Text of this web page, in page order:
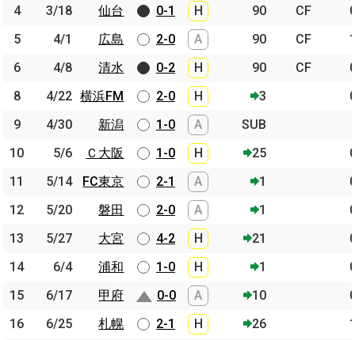
4
3/18 仙台 0-1 H 90 CF
5
4/1 広島 2-0 A 90 CF
6
4/8 清水 0-2 H 90 CF
8
4/22 横浜FM 2-0 H 3
9
4/30 新潟 1-0 A
SUB
10
5/6 Ｃ大阪 1-0 H 25
11
5/14 FC東京 2-1 A 1
12
5/20 磐田 2-0 A 1
13
5/27 大宮 4-2 H 21
14
6/4 浦和 1-0 H 1
15
6/17 甲府 0-0 A 10
16
6/25 札幌 2-1 H 26
4
3/18
仙台
5
4/1
広島
6
4/8
清水
8
4/22 横浜FM
9
4/30
新潟
10
5/6
Ｃ大阪
11
5/14
FC東京
12
5/20
磐田
13
5/27
大宮
14
6/4
浦和
15
6/17
甲府
16
6/25
札幌